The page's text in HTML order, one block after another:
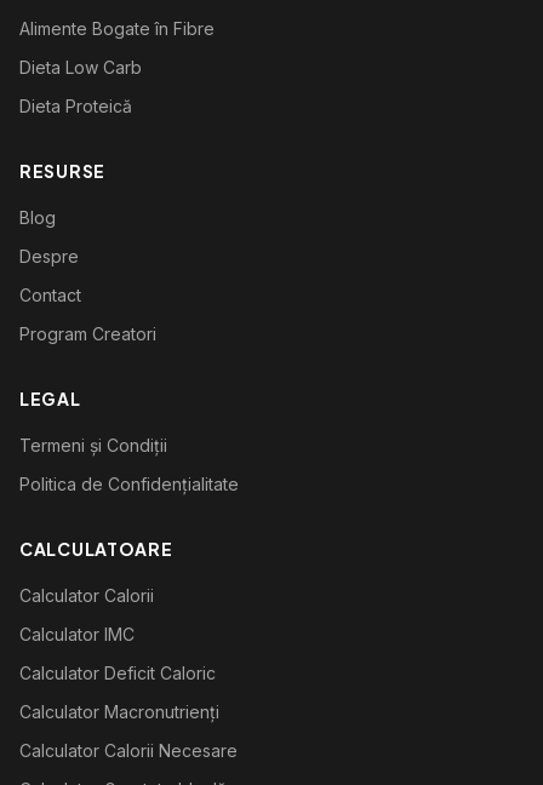
Alimente Bogate în Fibre
Dieta Low Carb
Dieta Proteică
RESURSE
Blog
Despre
Contact
Program Creatori
LEGAL
Termeni și Condiții
Politica de Confidențialitate
CALCULATOARE
Calculator Calorii
Calculator IMC
Calculator Deficit Caloric
Calculator Macronutrienți
Calculator Calorii Necesare